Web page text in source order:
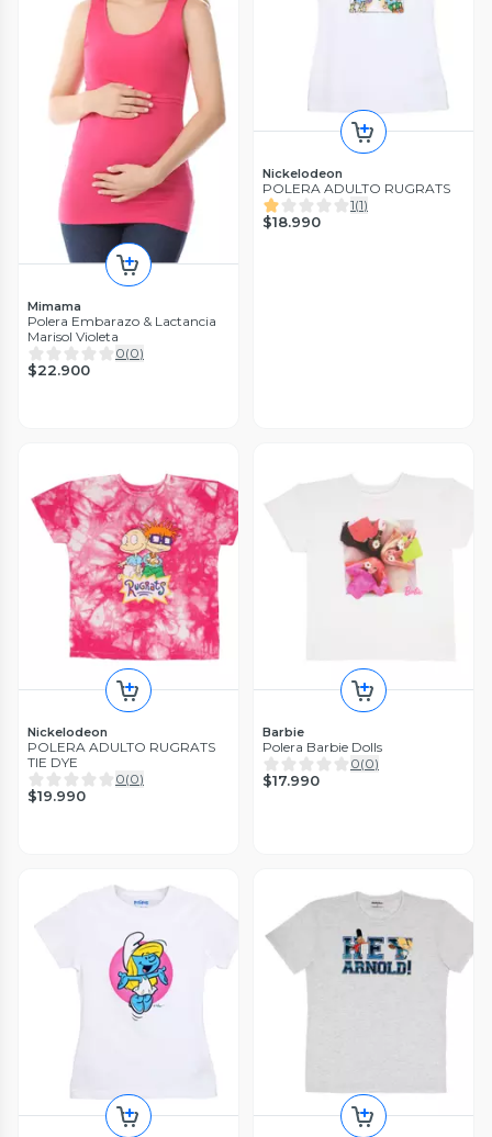
Mimama
Polera Embarazo & Lactancia
Marisol Violeta
0(0)
$22.900
Nickelodeon
POLERA ADULTO RUGRATS
1(1)
$18.990
Nickelodeon
POLERA ADULTO RUGRATS
TIE DYE
0(0)
$19.990
Barbie
Polera Barbie Dolls
0(0)
$17.990